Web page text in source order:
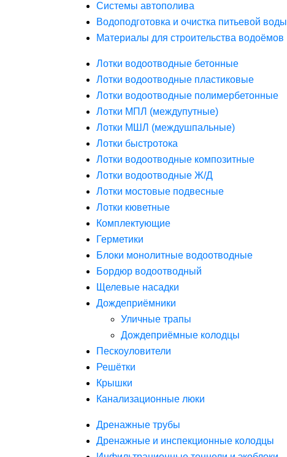
Системы автополива
Водоподготовка и очистка питьевой воды
Материалы для строительства водоёмов
Лотки водоотводные бетонные
Лотки водоотводные пластиковые
Лотки водоотводные полимербетонные
Лотки МПЛ (междупутные)
Лотки МШЛ (междушпальные)
Лотки быстротока
Лотки водоотводные композитные
Лотки водоотводные Ж/Д
Лотки мостовые подвесные
Лотки кюветные
Комплектующие
Герметики
Блоки монолитные водоотводные
Бордюр водоотводный
Щелевые насадки
Дождеприёмники
Уличные трапы
Дождеприёмные колодцы
Пескоуловители
Решётки
Крышки
Канализационные люки
Дренажные трубы
Дренажные и инспекционные колодцы